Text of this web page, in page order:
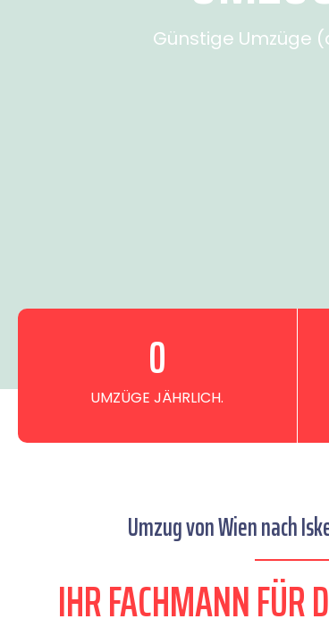
Günstige Umzüge
UMZÜGE JÄHRLICH.
0
Umzug von Wien nach
IHR FACHMANN FÜR